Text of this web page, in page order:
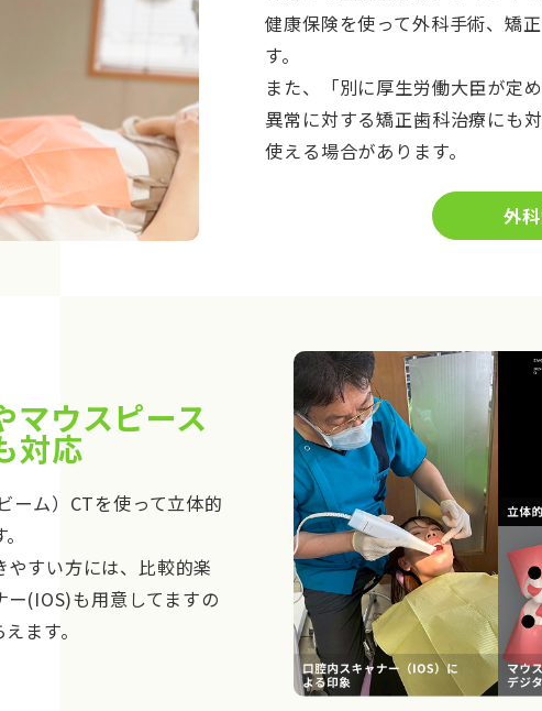
健康保険を使って外科手術、矯
す。
また、「別に厚生労働大臣が定
異常に対する矯正歯科治療にも
使える場合があります。
外
マウスピース
対応
ーム）CTを使って立体的
すい方には、比較的楽
(IOS)も用意してますの
ます。